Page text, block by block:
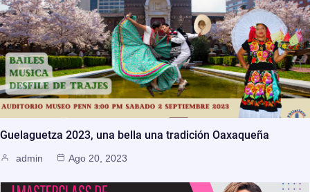
Guelaguetza 2023, una bella una tradición Oaxaqueña
admin Ago 20, 2023